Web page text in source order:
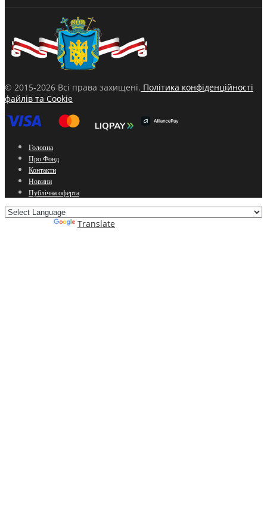
© 2015-2026 Всі права захищені. Політика конфіденційності
файлів та Cookie
Головна
Про Фонд
Контакти
Новини
Публічна оферта
Translate